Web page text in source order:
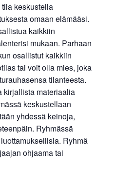
keskustella
omaan elämääsi.
kaikkiin
mukaan. Parhaan
osallistut kaikkiin
tai voit olla mies, joka
tilanteesta.
kirjallista materiaalia
keskustellaan
yhdessä keinoja,
Ryhmässä
Ryhmä
ohjaama tai